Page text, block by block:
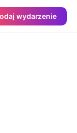
wydarzenie